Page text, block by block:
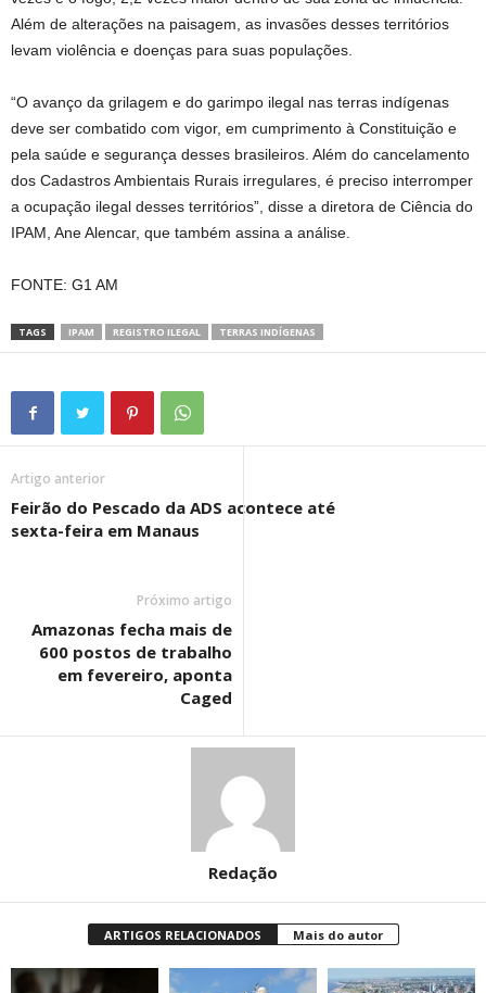
Além de alterações na paisagem, as invasões desses territórios
levam violência e doenças para suas populações.
“O avanço da grilagem e do garimpo ilegal nas terras indígenas
deve ser combatido com vigor, em cumprimento à Constituição e
pela saúde e segurança desses brasileiros. Além do cancelamento
dos Cadastros Ambientais Rurais irregulares, é preciso interromper
a ocupação ilegal desses territórios”, disse a diretora de Ciência do
IPAM, Ane Alencar, que também assina a análise.
FONTE: G1 AM
TAGS IPAM REGISTRO ILEGAL TERRAS INDÍGENAS
Artigo anterior
Feirão do Pescado da ADS acontece até
sexta-feira em Manaus
Próximo artigo
Amazonas fecha mais de
600 postos de trabalho
em fevereiro, aponta
Caged
Redação
ARTIGOS RELACIONADOS Mais do autor